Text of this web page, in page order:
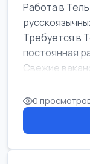
Работа в
Требуется в
постоянная
Свежие
женщин от
0